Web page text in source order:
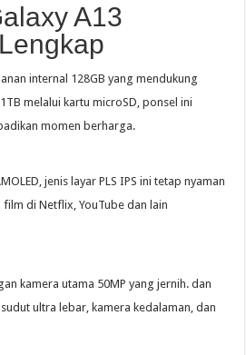
A13
internal 128GB yang mendukung
melalui kartu microSD, ponsel ini
momen berharga.
jenis layar PLS IPS ini tetap nyaman
di Netflix, YouTube dan lain
kamera utama 50MP yang jernih. dan
ultra lebar, kamera kedalaman, dan